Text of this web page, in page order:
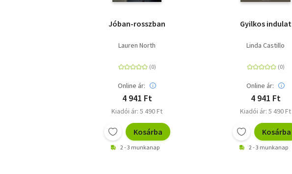
Jóban-rosszban
Lauren North
Online ár:
4 941 Ft
Kiadói ár: 5 490 Ft
Kosárba
2 - 3 munkanap
Gyilkos indulat
Linda Castillo
Online ár:
4 941 Ft
Kiadói ár: 5 490 Ft
Kosárba
2 - 3 munkanap